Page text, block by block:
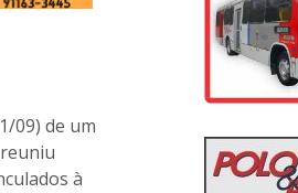
09) de um
à